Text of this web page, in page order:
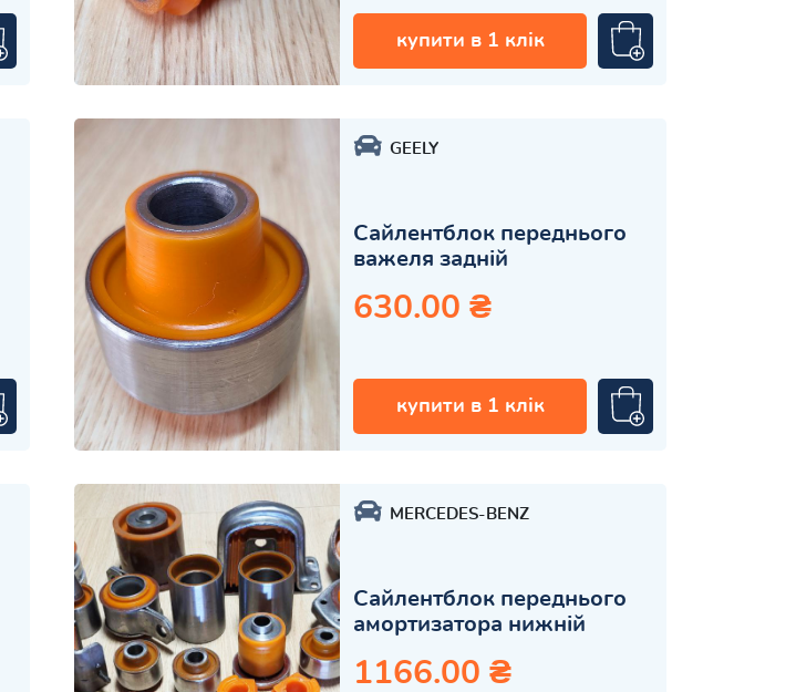
купити в 1 клік
GEELY
Сайлентблок переднього
важеля задній
630.00 ₴
купити в 1 клік
MERCEDES-BENZ
Сайлентблок переднього
амортизатора нижній
1166.00 ₴